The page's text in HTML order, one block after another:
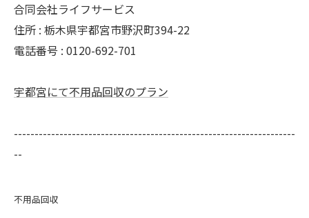
合同会社ライフサービス
住所 : 栃木県宇都宮市野沢町394-22
電話番号 : 0120-692-701
宇都宮にて不用品回収のプラン
--------------------------------------------------------------------
--
不用品回収